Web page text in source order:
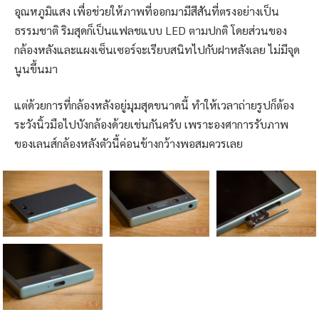
อุณหภูมิแสง เพื่อช่วยให้ภาพที่ออกมามีสีสันที่ตรงอย่างเป็น
ธรรมชาติ ริมสุดก็เป็นแฟลชแบบ LED ตามปกติ โดยส่วนของ
กล้องหลังและแผงเซ็นเซอร์จะเรียบสนิทไปกับฝาหลังเลย ไม่มีจุด
นูนขึ้นมา
แต่ด้วยการที่กล้องหลังอยู่มุมสุดขนาดนี้ ทำให้เวลาถ่ายรูปก็ต้อง
ระวังนิ้วมือไปบังกล้องด้วยเช่นกันครับ เพราะองศาการรับภาพ
ของเลนส์กล้องหลังตัวนี้ค่อนข้างกว้างพอสมควรเลย